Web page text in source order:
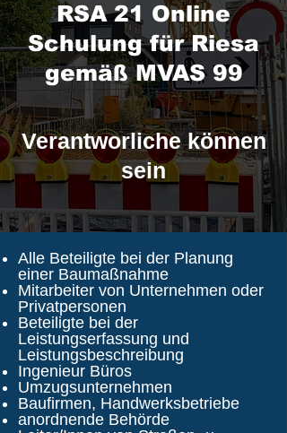
RSA 21 Online
Schulung für Riesa
gemäß MVAS 99
Verantworliche können
sein
Alle Beteiligte bei der Planung
einer Baumaßnahme
Mitarbeiter von Unternehmen oder
Privatpersonen
Beteiligte bei der
Leistungserfassung und
Leistungsbeschreibung
Ingenieur Büros
Umzugsunternehmen
Baufirmen, Handwerksbetriebe
anordnende Behörde